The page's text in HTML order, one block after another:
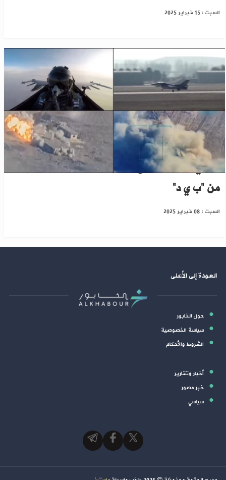
السبت : 15 فبراير 2025
شمالي سوريا..الدفاع التركية تعلن تحييد 13 عنصراً
من "ب ي د"
السبت : 08 فبراير 2025
العودة إلى الأعلى
حول الخابور
سياسة الخصوصية
الشروط والأحكام
أخبار وتقارير
خبر مصور
سياسي